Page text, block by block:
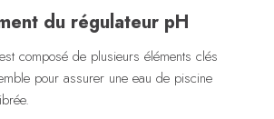
du régulateur pH
composé de plusieurs éléments clés
pour assurer une eau de piscine